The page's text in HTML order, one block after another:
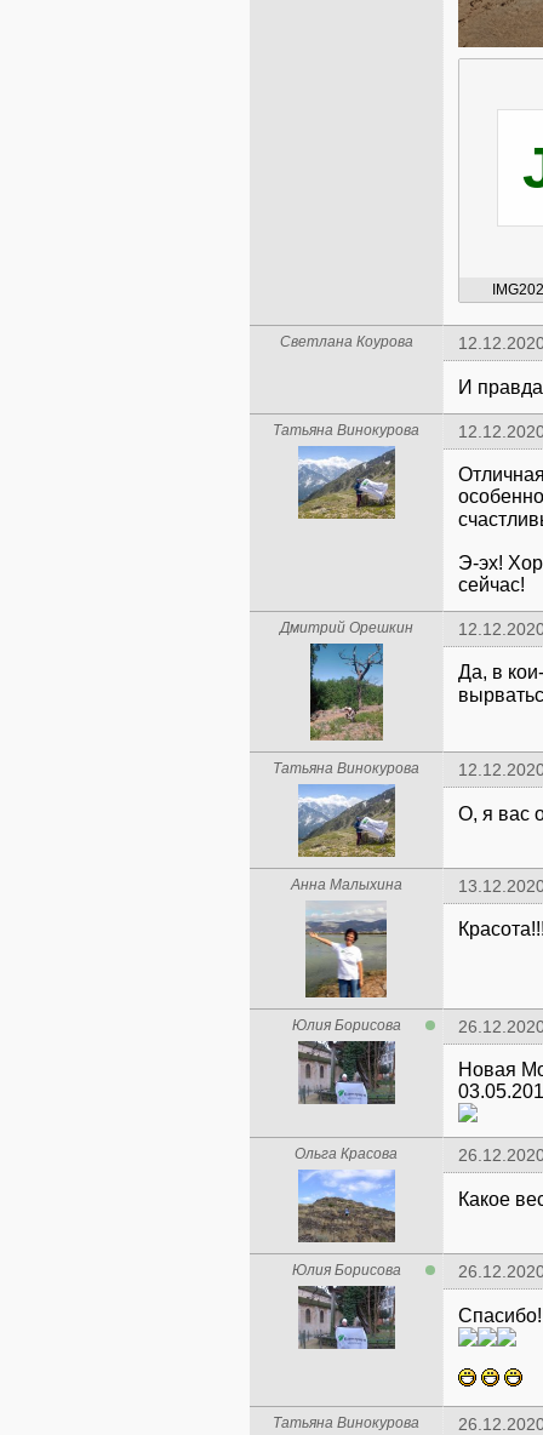
Светлана Коурова
И
Татьяна Винокурова
Э-эх!
сейчас!
Дмитрий Орешкин
Да, в
Татьяна Винокурова
О, я вас
Анна Малыхина
Юлия Борисова
Новая
Ольга Красова
Какое
Юлия Борисова
Татьяна Винокурова